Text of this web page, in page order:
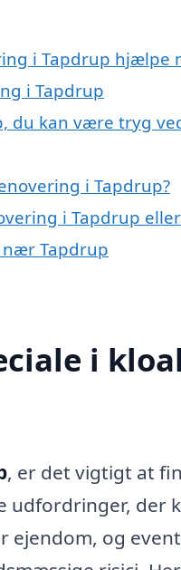
i Tapdrup hjælpe
i Tapdrup
du kan være tryg
i Tapdrup?
i Tapdrup
Tapdrup
i
, er det vigtigt at
udfordringer, der
ejendom, og